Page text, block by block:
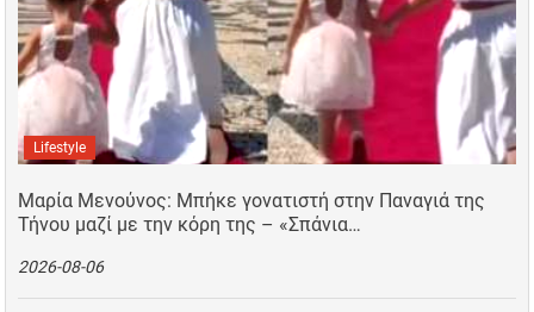
Lifestyle
Μαρία Μενούνος: Μπήκε γονατιστή στην Παναγιά της
Τήνου μαζί με την κόρη της – «Σπάνια…
2026-08-06